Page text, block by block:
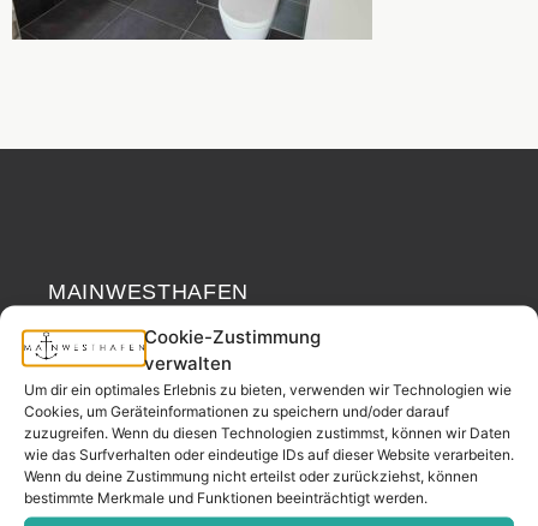
Cookie-Zustimmung
verwalten
Um dir ein optimales Erlebnis zu bieten, verwenden wir Technologien wie
Cookies, um Geräteinformationen zu speichern und/oder darauf
zuzugreifen. Wenn du diesen Technologien zustimmst, können wir Daten
wie das Surfverhalten oder eindeutige IDs auf dieser Website verarbeiten.
Wenn du deine Zustimmung nicht erteilst oder zurückziehst, können
bestimmte Merkmale und Funktionen beeinträchtigt werden.
MAINWESTHAFEN
IMMOBILIEN
Ihr Immobilienpartner
aus der
Nachbarschaft.
– seit 2017.
Widerrufsrecht